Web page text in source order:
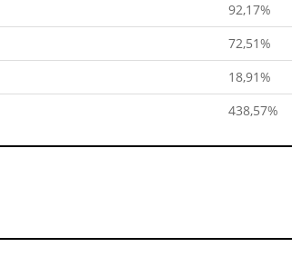
92,17%
72,51%
18,91%
438,57%